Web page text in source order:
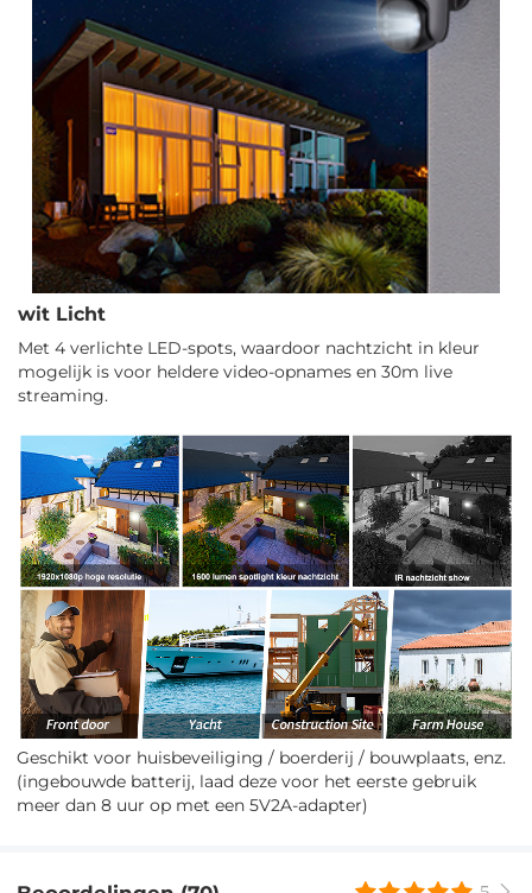
wit Licht
Met 4 verlichte LED-spots, waardoor nachtzicht in kleur
mogelijk is voor heldere video-opnames en 30m live
streaming.
Geschikt voor huisbeveiliging / boerderij / bouwplaats, enz.
(ingebouwde batterij, laad deze voor het eerste gebruik
meer dan 8 uur op met een 5V2A-adapter)